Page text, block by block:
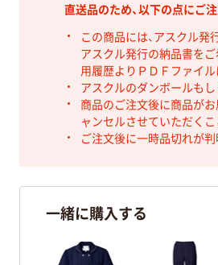
直送品のため、以下の点にご注
この商品には、アスクル発
アスクル発行の納品書をご
用履歴よりＰＤＦファイル
アスクルのダンボールも
商品のご注文後に商品が
ャンセルさせていただくこ
ご注文後に一時品切れが判
一緒に購入する